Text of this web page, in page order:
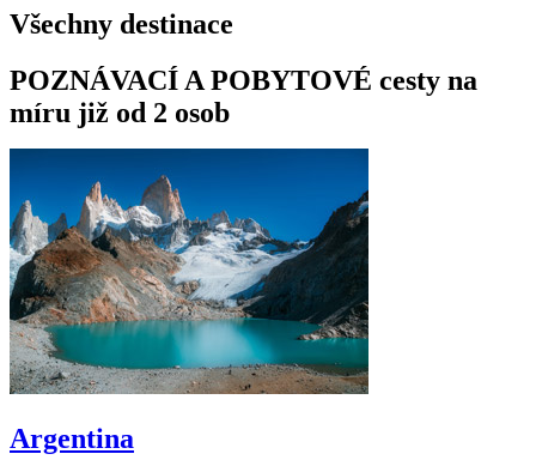
Všechny destinace
POZNÁVACÍ A POBYTOVÉ cesty na
míru již od 2 osob
Argentina